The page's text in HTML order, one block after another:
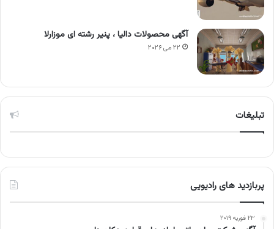
آگهی محصولات دالیا ، پنیر رشته ای موزارلا
۲۲ می ۲۰۲۶
تبلیغات
پربازدید های رادیویی
۲۳ فوریه ۲۰۱۹